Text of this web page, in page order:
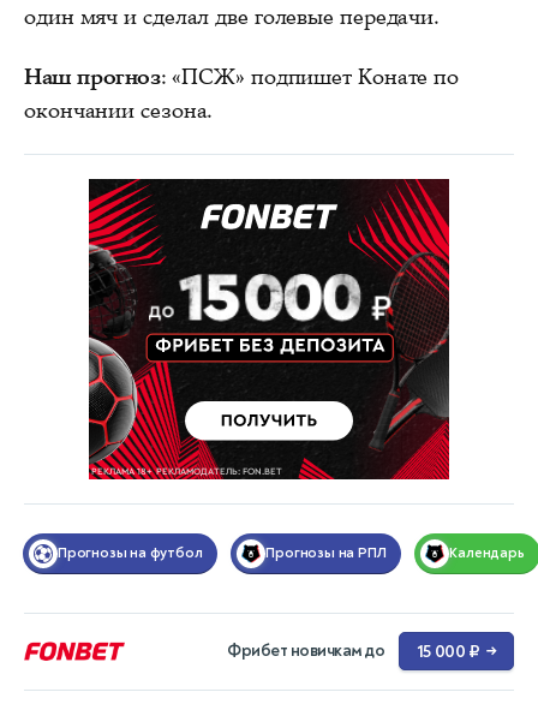
один мяч и сделал две голевые передачи.
Наш прогноз: «ПСЖ» подпишет Конате по
окончании сезона.
Прогнозы на футбол Прогнозы на РПЛ Календарь
Фрибет новичкам до 15 000 ₽ →